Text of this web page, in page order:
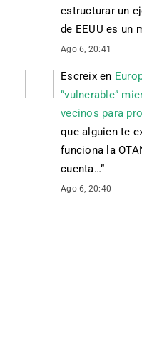
estructurar un
de EEUU es un
Ago 6, 20:41
Escreixen
“vulnerable”
vecinos para
que alguien te
funciona la
cuenta…”
Ago 6, 20:40